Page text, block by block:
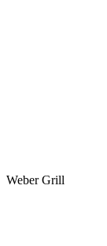
Weber Grill